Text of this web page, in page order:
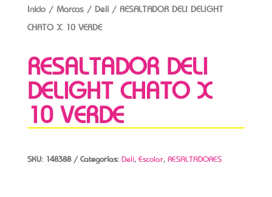
Inicio/ Marcas/ Deli/ RESALTADOR DELI DELIGHT
CHATO X 10 VERDE
RESALTADOR DELI
DELIGHT CHATO X
10 VERDE
SKU: 148388 Categorías: Deli, Escolar, RESALTADORES